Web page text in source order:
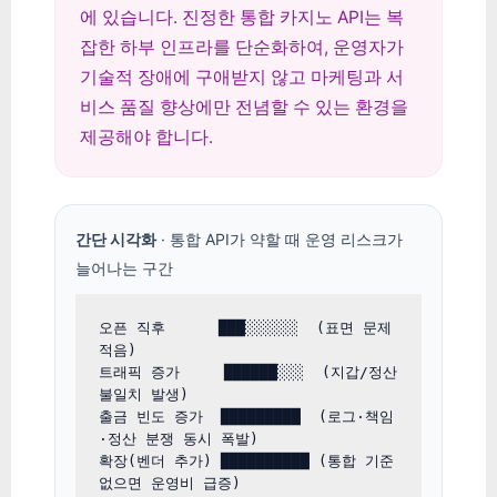
에 있습니다. 진정한 통합 카지노 API는 복
잡한 하부 인프라를 단순화하여, 운영자가
기술적 장애에 구애받지 않고 마케팅과 서
비스 품질 향상에만 전념할 수 있는 환경을
제공해야 합니다.
간단 시각화· 통합 API가 약할 때 운영 리스크가
늘어나는 구간
오픈 직후      ███░░░░░░  (표면 문제
적음)
트래픽 증가     ██████░░░  (지갑/정산
불일치 발생)
출금 빈도 증가  █████████  (로그·책임
·정산 분쟁 동시 폭발)
확장(벤더 추가) ██████████ (통합 기준